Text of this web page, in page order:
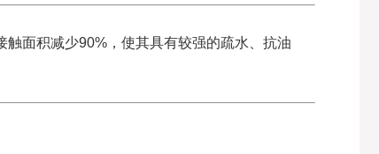
面积减少90%，使其具有较强的疏水、抗油